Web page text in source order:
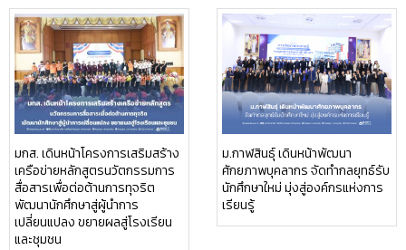
มกส. เดินหน้าโครงการเสริมสร้าง
เครือข่ายหลักสูตรนวัตกรรมการ
สื่อสารเพื่อต่อต้านการทุจริต
พัฒนานักศึกษาสู่ผู้นำการ
เปลี่ยนแปลง ขยายผลสู่โรงเรียน
และชุมชน
ม.กาฬสินธุ์ เดินหน้าพัฒนา
ศักยภาพบุคลากร จัดทำกลยุทธ์รับ
นักศึกษาใหม่ มุ่งสู่องค์กรแห่งการ
เรียนรู้